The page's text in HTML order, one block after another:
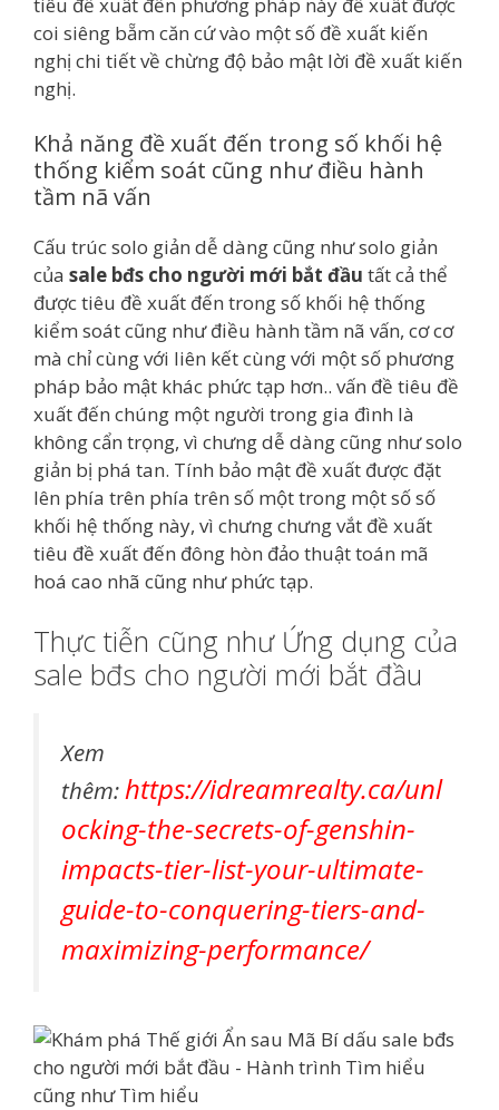
coi siêng bẵm căn cứ vào một số đề xuất kiến
nghị chi tiết về chừng độ bảo mật lời đề xuất kiến
nghị.
Khả năng đề xuất đến trong số khối hệ
thống kiểm soát cũng như điều hành
tầm nã vấn
Cấu trúc solo giản dễ dàng cũng như solo giản
của sale bđs cho người mới bắt đầu tất cả thể
được tiêu đề xuất đến trong số khối hệ thống
kiểm soát cũng như điều hành tầm nã vấn, cơ cơ
mà chỉ cùng với liên kết cùng với một số phương
pháp bảo mật khác phức tạp hơn.. vấn đề tiêu đề
xuất đến chúng một người trong gia đình là
không cẩn trọng, vì chưng dễ dàng cũng như solo
giản bị phá tan. Tính bảo mật đề xuất được đặt
lên phía trên phía trên số một trong một số số
khối hệ thống này, vì chưng chưng vắt đề xuất
tiêu đề xuất đến đông hòn đảo thuật toán mã
hoá cao nhã cũng như phức tạp.
Thực tiễn cũng như Ứng dụng của
sale bđs cho người mới bắt đầu
Xem
thêm:https://idreamrealty.ca/unl
ocking-the-secrets-of-genshin-
impacts-tier-list-your-ultimate-
guide-to-conquering-tiers-and-
maximizing-performance/